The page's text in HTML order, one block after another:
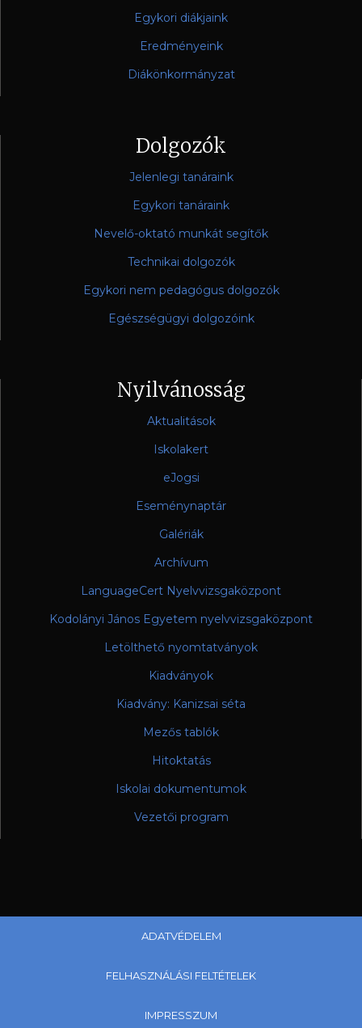
Egykori diákjaink
Eredményeink
Diákönkormányzat
Dolgozók
Jelenlegi tanáraink
Egykori tanáraink
Nevelő-oktató munkát segítők
Technikai dolgozók
Egykori nem pedagógus dolgozók
Egészségügyi dolgozóink
Nyilvánosság
Aktualitások
Iskolakert
eJogsi
Eseménynaptár
Galériák
Archívum
LanguageCert Nyelvvizsgaközpont
Kodolányi János Egyetem nyelvvizsgaközpont
Letölthető nyomtatványok
Kiadványok
Kiadvány: Kanizsai séta
Mezős tablók
Hitoktatás
Iskolai dokumentumok
Vezetői program
ADATVÉDELEM
FELHASZNÁLÁSI FELTÉTELEK
IMPRESSZUM